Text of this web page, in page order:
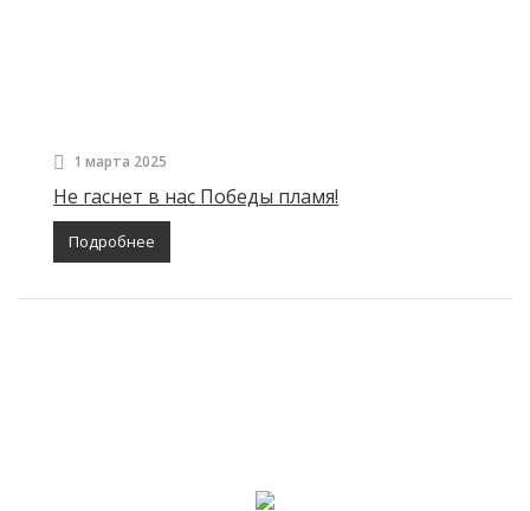
1 марта 2025
Не гаснет в нас Победы пламя!
Подробнее